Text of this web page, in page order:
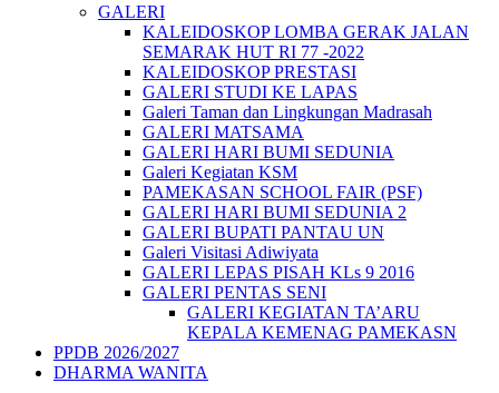
GALERI
KALEIDOSKOP LOMBA GERAK JALAN
SEMARAK HUT RI 77 -2022
KALEIDOSKOP PRESTASI
GALERI STUDI KE LAPAS
Galeri Taman dan Lingkungan Madrasah
GALERI MATSAMA
GALERI HARI BUMI SEDUNIA
Galeri Kegiatan KSM
PAMEKASAN SCHOOL FAIR (PSF)
GALERI HARI BUMI SEDUNIA 2
GALERI BUPATI PANTAU UN
Galeri Visitasi Adiwiyata
GALERI LEPAS PISAH KLs 9 2016
GALERI PENTAS SENI
GALERI KEGIATAN TA’ARU
KEPALA KEMENAG PAMEKASN
PPDB 2026/2027
DHARMA WANITA